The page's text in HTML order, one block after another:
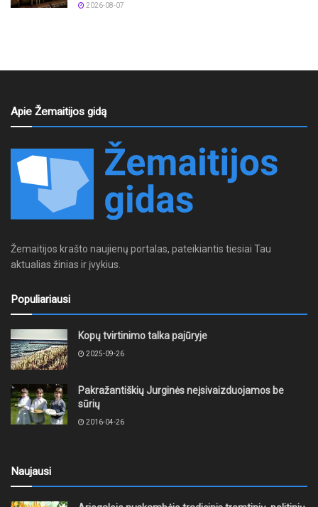
2026-08-07
Apie Žemaitijos gidą
Žemaitijos krašto naujienų portalas, pateikiantis tiesiai Tau
aktualias žinias ir įvykius.
Populiariausi
Kopų tvirtinimo talka pajūryje
2025-09-26
Pakražantiškių Jurginės neįsivaizduojamos be
sūrių
2016-04-26
Naujausi